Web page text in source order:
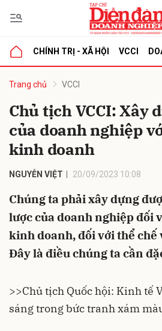
CHÍNH TRỊ - XÃ HỘI VCCI
Trang chủ VCCI
Chủ tịch VCCI: Xây
của doanh nghiệp
kinh doanh
NGUYỄN VIỆT 20/09/2023 10:08
Chúng ta phải xây dựng
lược của doanh nghiệp đối
kinh doanh, đối với thể chế
Đây là điều chúng ta cần
>>Chủ tịch Quốc hội: Kinh tế
sáng trong bức tranh xám
luận